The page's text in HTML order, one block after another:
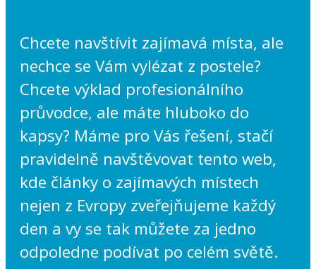
Chcete navštívit zajímavá místa, ale
nechce se Vám vylézat z postele?
Chcete výklad profesionálního
průvodce, ale máte hluboko do
kapsy? Máme pro Vás řešení, stačí
pravidelně navštěvovat tento web,
kde články o zajímavých místech
nejen z Evropy zveřejňujeme každý
den a vy se tak můžete za jedno
odpoledne podívat po celém světě.